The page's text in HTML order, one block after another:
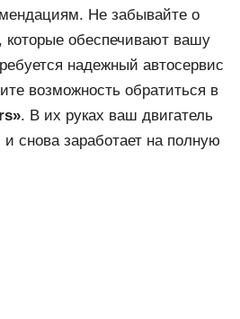
Не забывайте о
которые обеспечивают вашу
надежный автосервис
возможность обратиться в
. В их руках ваш двигатель
и снова заработает на полную